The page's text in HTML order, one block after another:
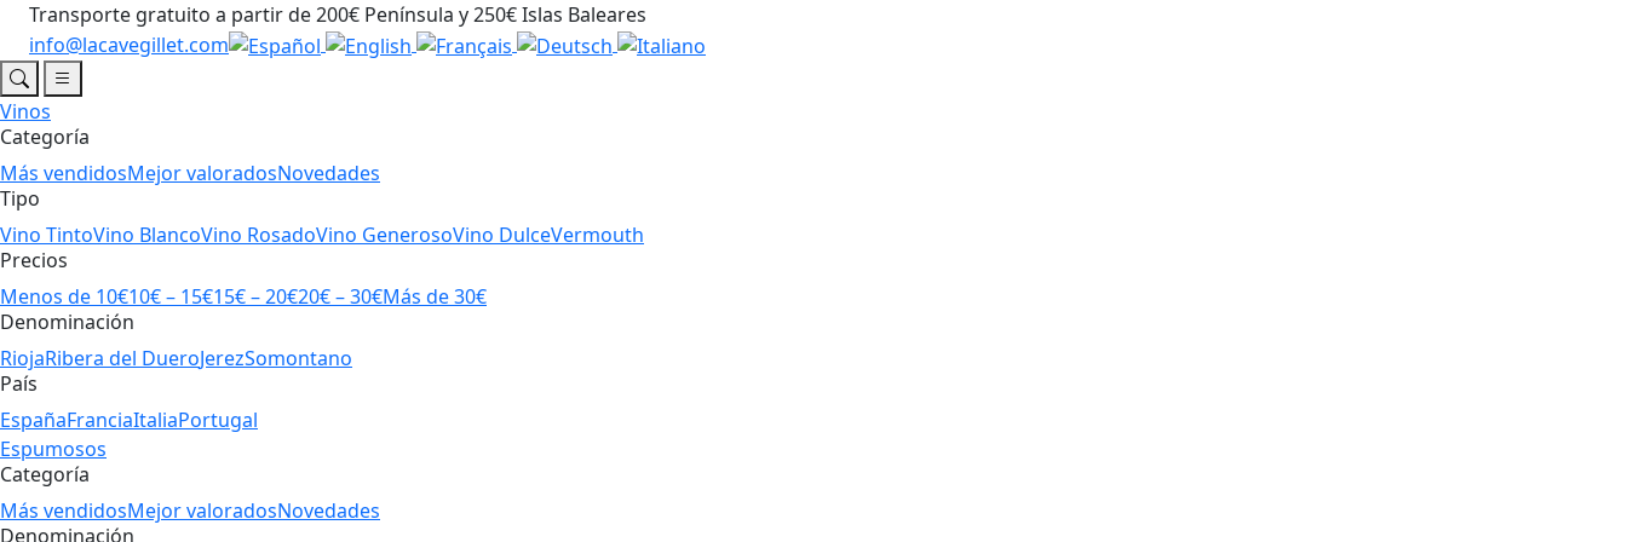
Transporte gratuito a partir de 200€ Península y 250€ Islas Baleares
info@lacavegillet.com
Vinos
Categoría
Más vendidosMejor valoradosNovedades
Tipo
Vino TintoVino BlancoVino RosadoVino GenerosoVino DulceVermouth
Precios
Menos de 10€10€ – 15€15€ – 20€20€ – 30€Más de 30€
Denominación
RiojaRibera del DueroJerezSomontano
País
EspañaFranciaItaliaPortugal
Espumosos
Categoría
Más vendidosMejor valoradosNovedades
Denominación